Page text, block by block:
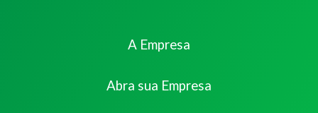
A Empresa
Abra sua Empresa